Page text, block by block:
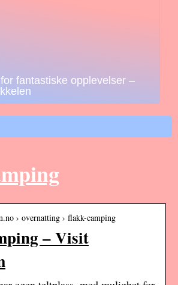
fantastiske opplevelser –
› overnatting › flakk-camping
– Visit